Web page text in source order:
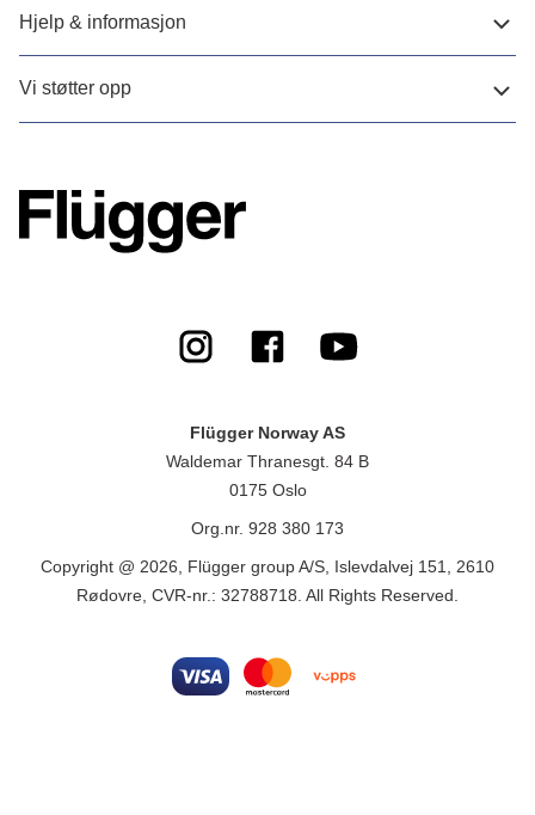
Hjelp & informasjon
Vi støtter opp
Flügger Norway AS
Waldemar Thranesgt. 84 B
0175 Oslo
Org.nr. 928 380 173
Copyright @ 2026, Flügger group A/S, Islevdalvej 151, 2610
Rødovre, CVR-nr.: 32788718. All Rights Reserved.